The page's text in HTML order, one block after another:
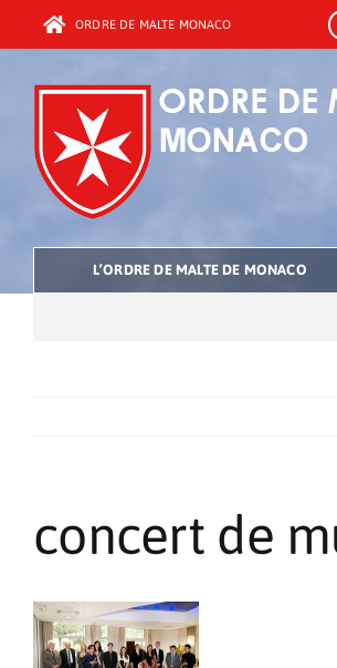
Passer
ORDRE DE MALTE MONACO
L’ORDRE DE MALTE DE MONACO
concert de